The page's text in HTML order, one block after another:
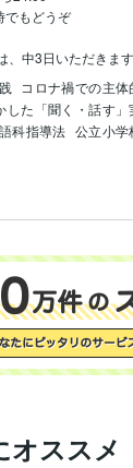
でもどうぞ
中3日いただきます
コロナ禍での主
した「聞く・話す」
科指導法 公立小
護学校二種免許 幼
オススメ